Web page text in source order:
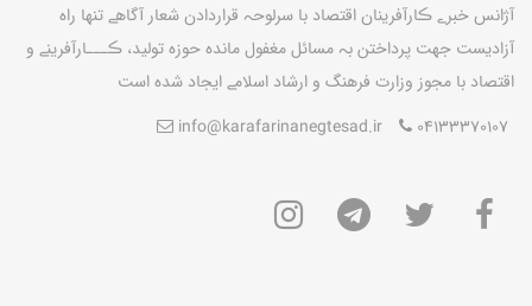
آژانس خبرے ڪارآفرينان اقتصاد با سرلوحہ قراردادن شعار آگاهے تنها راه
آزاديست جهت پرداختن بہ مسائل مغفول مانده حوزه توليد، ڪـــارآفرينے و
اقتصاد با مجوز وزارت فرهنگ و ارشاد اسلامے ايجاد شده است
04133370107
info@karafarinanegtesad.ir